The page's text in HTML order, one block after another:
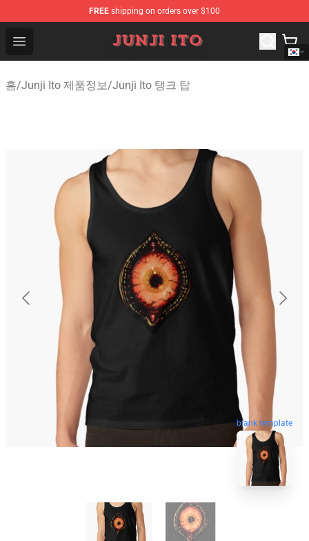
FREE shipping on orders over $100
Open menu
Junji Ito Store - Official Junji Ito Merchandise Shop
홈/Junji Ito 제품정보/Junji Ito 탱크 탑
blank template